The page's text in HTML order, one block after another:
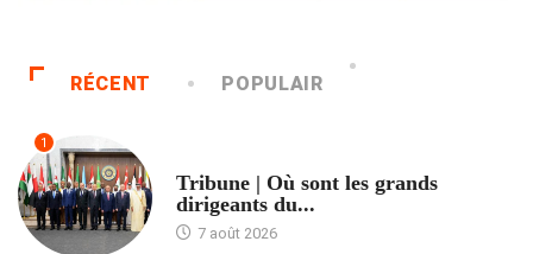
RÉCENT POPULAIR
1
Tribune | Où sont les grands
dirigeants du...
7 août 2026